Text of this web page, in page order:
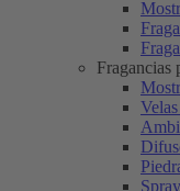
Fragancias